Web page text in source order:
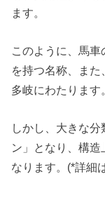
ます。
このように、馬
を持つ名称、ま
多岐にわたります
しかし、大きな
ン」となり、構
なります。(*詳細